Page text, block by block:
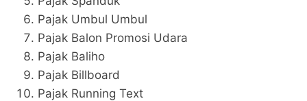
Pajak Umbul Umbul
Pajak Balon Promosi Udara
Pajak Baliho
Pajak Billboard
Pajak Running Text